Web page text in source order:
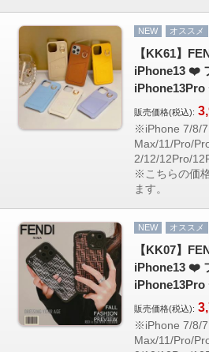
NEW オススメ
【KK61】
iPhone13 ❤️
販売価格(税込):
※iPhone 7/8/7
Max/11/Pro/
2/12/12Pro/
※こちらの価
ます。
NEW オススメ
【KK07】
iPhone13 ❤️
販売価格(税込):
※iPhone 7/8/7
Max/11/Pro/